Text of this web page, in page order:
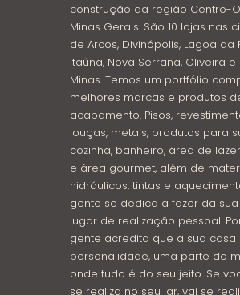
construção da região Centro-
Minas Gerais. São 10 lojas nas
de Arcos, Divinópolis, Lagoa da
Itaúna, Nova Serrana, Oliveira e
Minas. Temos um portfólio
melhores marcas e produtos
acabamento. Pisos,
louças, metais, produtos para
cozinha, banheiro, área de
e área gourmet, além de
hidráulicos, tintas e
gente se dedica a fazer da
lugar de realização pessoal.
gente acredita que a sua casa
personalidade, uma parte do
onde tudo é do seu jeito. Se
se realiza no seu lar, vai se